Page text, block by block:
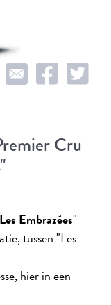
Cru
Les Embrazées"
tussen "Les
hier in een